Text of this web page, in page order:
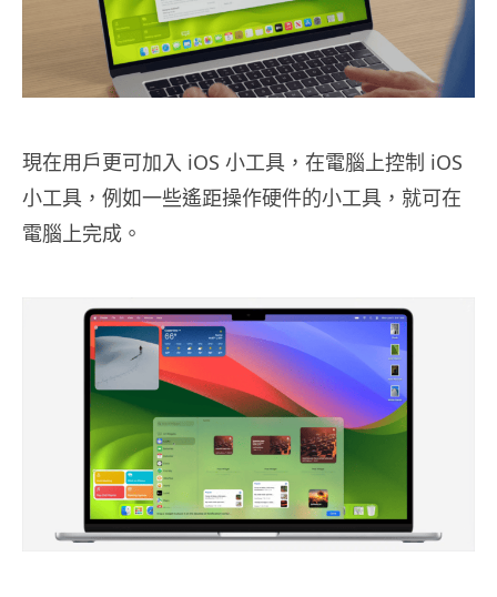
現在用戶更可加入 iOS 小工具，在電腦上控制 iOS
小工具，例如一些遙距操作硬件的小工具，就可在
電腦上完成。